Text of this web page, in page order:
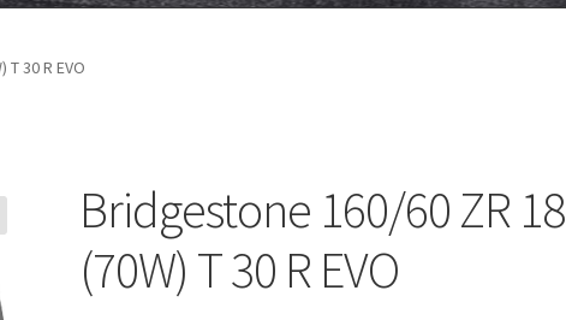
30 R EVO
Bridgestone 160/60 ZR 18
(70W) T 30 R EVO